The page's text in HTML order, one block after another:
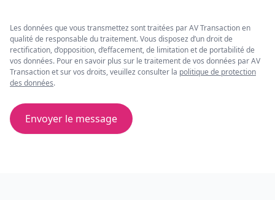
Les données que vous transmettez sont traitées par AV Transaction en
qualité de responsable du traitement. Vous disposez d’un droit de
rectification, d’opposition, d’effacement, de limitation et de portabilité de
vos données. Pour en savoir plus sur le traitement de vos données par AV
Transaction et sur vos droits, veuillez consulter la politique de protection
des données.
Envoyer le message